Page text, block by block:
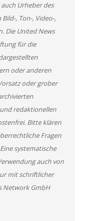
Urheber des
, Ton-, Video-,
Die United News
für die
oder anderen
oder grober
redaktionellen
Bitte klären
Fragen
systematische
auch von
mit schriftlicher
Network GmbH